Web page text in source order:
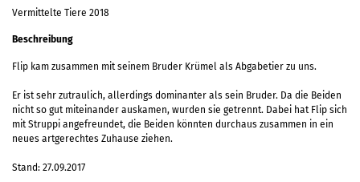
Vermittelte Tiere 2018
Beschreibung
Flip kam zusammen mit seinem Bruder Krümel als Abgabetier zu uns.
Er ist sehr zutraulich, allerdings dominanter als sein Bruder. Da die Beiden
nicht so gut miteinander auskamen, wurden sie getrennt. Dabei hat Flip sich
mit Struppi angefreundet, die Beiden könnten durchaus zusammen in ein
neues artgerechtes Zuhause ziehen.
Stand: 27.09.2017